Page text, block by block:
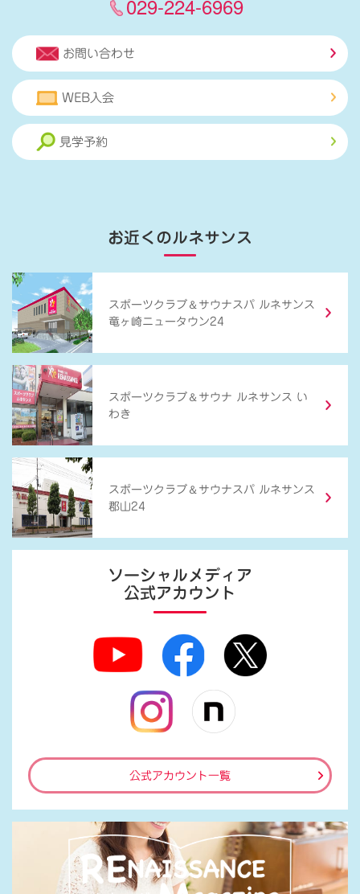
029-224-6969
お問い合わせ
WEB入会
見学予約
お近くのルネサンス
スポーツクラブ ＆ サウナスパ ルネサンス
竜ヶ崎ニュータウン24
スポーツクラブ ＆ サウナ ルネサンス い
わき
スポーツクラブ ＆ サウナスパ ルネサンス
郡山24
ソーシャルメディア
公式アカウント
公式アカウント一覧